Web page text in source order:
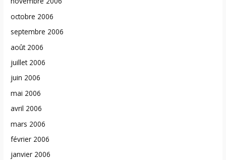
octobre 2006
septembre 2006
août 2006
juillet 2006
juin 2006
mai 2006
avril 2006
mars 2006
février 2006
janvier 2006